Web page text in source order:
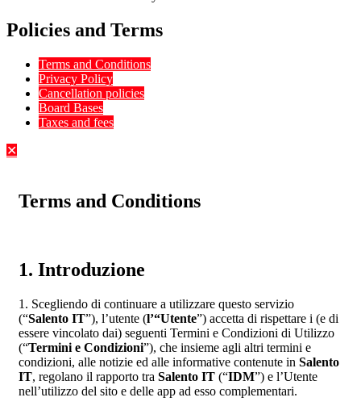
Policies and Terms
Terms and Conditions
Privacy Policy
Cancellation policies
Board Bases
Taxes and fees
✕
Terms and Conditions
1. Introduzione
1. Scegliendo di continuare a utilizzare questo servizio
(“Salento IT”), l’utente (l’“Utente”) accetta di rispettare i (e di
essere vincolato dai) seguenti Termini e Condizioni di Utilizzo
(“Termini e Condizioni”), che insieme agli altri termini e
condizioni, alle notizie ed alle informative contenute in Salento
IT, regolano il rapporto tra Salento IT (“IDM”) e l’Utente
nell’utilizzo del sito e delle app ad esso complementari.